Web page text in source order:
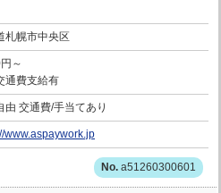
札幌市中央区
～
通費支給有
由 交通費/手当てあり
www.aspaywork.jp
a51260300601